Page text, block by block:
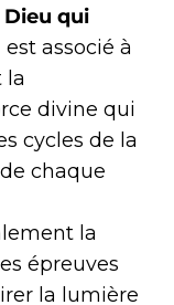
Dieu qui
est associé à
la
divine qui
cycles de la
chaque
la
épreuves
la lumière